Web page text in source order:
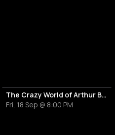
The Crazy World of Arthur Brown
Fri, 18 Sep @ 8:00 PM